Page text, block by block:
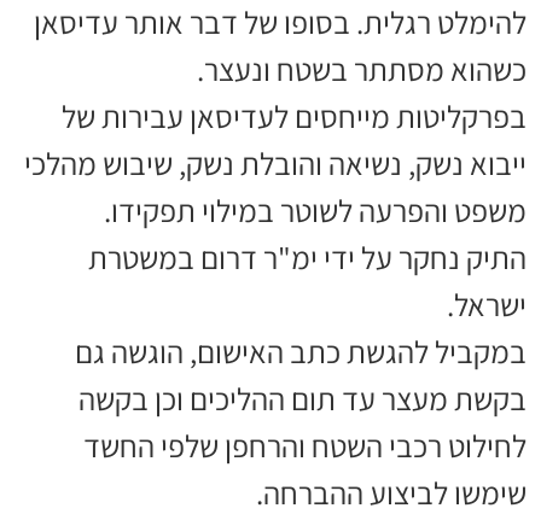
להימלט רגלית. בסופו של דבר אותר עדיסאן
כשהוא מסתתר בשטח ונעצר.
בפרקליטות מייחסים לעדיסאן עבירות של
ייבוא נשק, נשיאה והובלת נשק, שיבוש מהלכי
משפט והפרעה לשוטר במילוי תפקידו.
התיק נחקר על ידי ימ"ר דרום במשטרת
ישראל.
במקביל להגשת כתב האישום, הוגשה גם
בקשת מעצר עד תום ההליכים וכן בקשה
לחילוט רכבי השטח והרחפן שלפי החשד
שימשו לביצוע ההברחה.